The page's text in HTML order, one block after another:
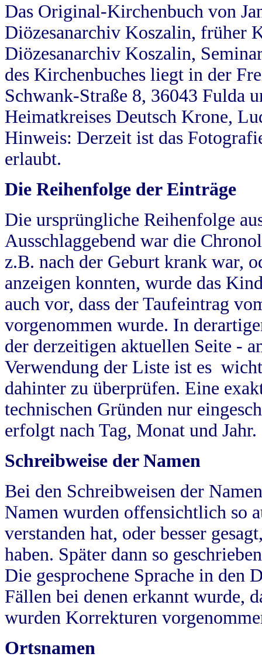
Das Original-Kirchenbuch von
Diözesanarchiv Koszalin, früher
Diözesanarchiv Koszalin,
des Kirchenbuches liegt in der
Schwank-Straße 8, 36043 Fulda
Heimatkreises Deutsch Krone,
Hinweis: Derzeit ist das
erlaubt.
Die Reihenfolge der Einträge
Die ursprüngliche Reihenfolge
Ausschlaggebend war die
z.B. nach der Geburt krank war,
anzeigen konnten, wurde das
auch vor, dass der Taufeintrag
vorgenommen wurde. In
der derzeitigen aktuellen Seite -
Verwendung der Liste ist es
dahinter zu überprüfen. Eine
technischen Gründen nur
erfolgt nach Tag, Monat und Jahr.
Schreibweise der Namen
Bei den Schreibweisen der
Namen wurden offensichtlich so
verstanden hat, oder besser
haben. Später dann so
Die gesprochene Sprache in
Fällen bei denen erkannt wurde,
wurden Korrekturen
Ortsnamen